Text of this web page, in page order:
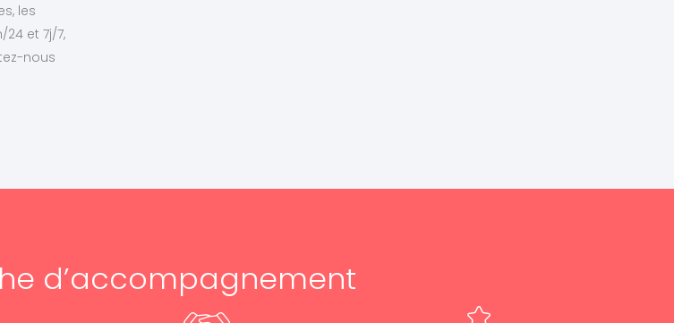
les
et 7j/7,
nous
d’accompagnement